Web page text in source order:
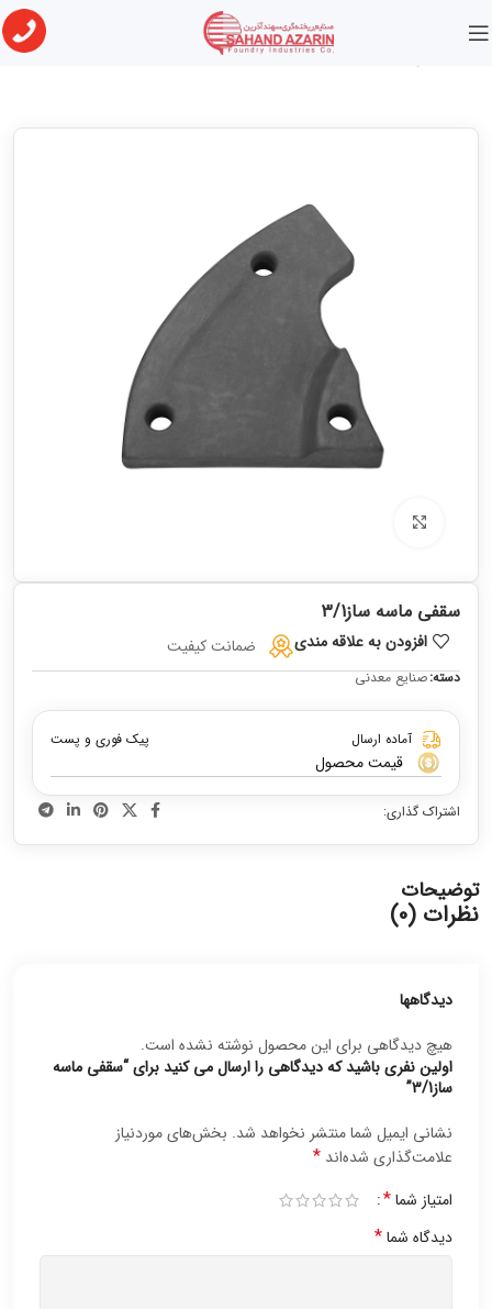
سقفی ماسه ساز3/1
افزودن به علاقه مندی ضمانت کیفیت
دسته:صنایع معدنی
آماده ارسال پیک فوری و پست
قیمت محصول
اشتراک گذاری:
توضیحات
نظرات (0)
دیدگاهها
هیچ دیدگاهی برای این محصول نوشته نشده است.
اولین نفری باشید که دیدگاهی را ارسال می کنید برای “سقفی ماسه
ساز3/1”
نشانی ایمیل شما منتشر نخواهد شد. بخش‌های موردنیاز
علامت‌گذاری شده‌اند *
امتیاز شما*
دیدگاه شما*